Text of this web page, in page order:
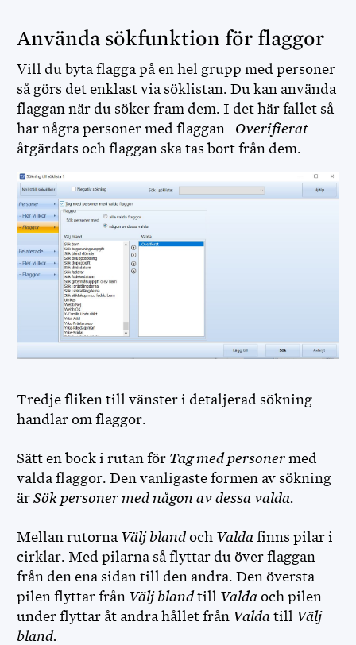
Använda sökfunktion för flaggor
Vill du byta flagga på en hel grupp med personer
så görs det enklast via söklistan. Du kan använda
flaggan när du söker fram dem. I det här fallet så
har några personer med flaggan
_Overifierat
åtgärdats och flaggan ska tas bort från dem.
Tredje fliken till vänster i detaljerad sökning
handlar om flaggor.
Sätt en bock i rutan för Tag med personer med
valda flaggor. Den vanligaste formen av sökning
är Sök personer med någon av dessa valda.
Mellan rutorna Välj bland och Valda finns pilar i
cirklar. Med pilarna så flyttar du över flaggan
från den ena sidan till den andra. Den översta
pilen flyttar från Välj bland till Valda och pilen
under flyttar åt andra hållet från Valda till Välj
bland.